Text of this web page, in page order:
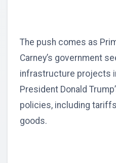
The push comes as
Carney’s government
infrastructure projects
President Donald
policies, including
goods.